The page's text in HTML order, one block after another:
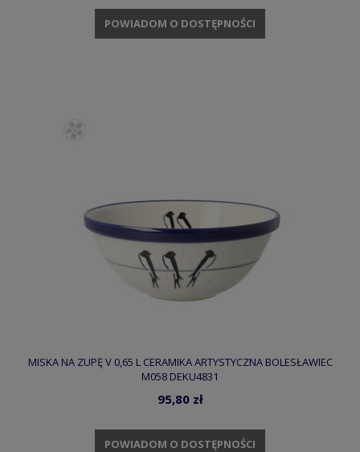
POWIADOM O DOSTĘPNOŚCI
MISKA NA ZUPĘ V 0,65 L CERAMIKA ARTYSTYCZNA BOLESŁAWIEC
M058 DEKU4831
95,80 zł
POWIADOM O DOSTĘPNOŚCI